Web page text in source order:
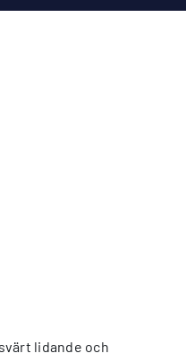
lidande och